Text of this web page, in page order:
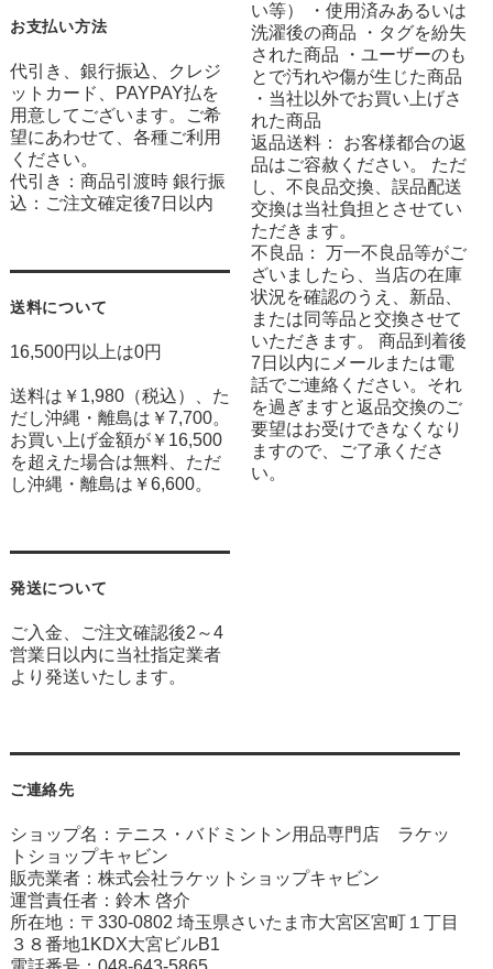
お支払い方法
代引き、銀行振込、クレジ
ットカード、PAYPAY払を
用意してございます。ご希
望にあわせて、各種ご利用
ください。
代引き：商品引渡時 銀行振
込：ご注文確定後7日以内
送料について
16,500円以上は0円
送料は￥1,980（税込）、た
だし沖縄・離島は￥7,700。
お買い上げ金額が￥16,500
を超えた場合は無料、ただ
し沖縄・離島は￥6,600。
発送について
ご入金、ご注文確認後2～4
営業日以内に当社指定業者
より発送いたします。
い等） ・使用済みあるいは
洗濯後の商品 ・タグを紛失
された商品 ・ユーザーのも
とで汚れや傷が生じた商品
・当社以外でお買い上げさ
れた商品
返品送料： お客様都合の返
品はご容赦ください。 ただ
し、不良品交換、誤品配送
交換は当社負担とさせてい
ただきます。
不良品： 万一不良品等がご
ざいましたら、当店の在庫
状況を確認のうえ、新品、
または同等品と交換させて
いただきます。 商品到着後
7日以内にメールまたは電
話でご連絡ください。それ
を過ぎますと返品交換のご
要望はお受けできなくなり
ますので、ご了承くださ
い。
ご連絡先
ショップ名：テニス・バドミントン用品専門店 ラケッ
トショップキャビン
販売業者：株式会社ラケットショップキャビン
運営責任者：鈴木 啓介
所在地：〒330-0802 埼玉県さいたま市大宮区宮町１丁目
３８番地1KDX大宮ビルB1